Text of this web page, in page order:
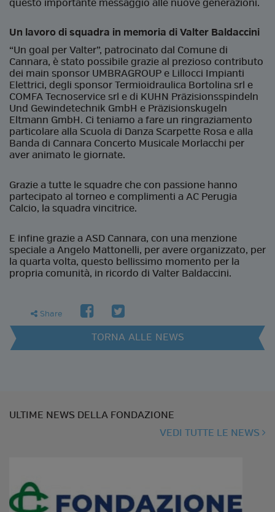
questo importante messaggio alle nuove generazioni.
Un lavoro di squadra in memoria di Valter Baldaccini
“Un goal per Valter”, patrocinato dal Comune di
Cannara, è stato possibile grazie al prezioso contributo
dei main sponsor UMBRAGROUP e Lillocci Impianti
Elettrici, degli sponsor Termioidraulica Bortolina srl e
COMFA Tecnoservice srl e di KUHN Präzisionsspindeln
Und Gewindetechnik GmbH e Präzisionskugeln
Eltmann GmbH. Ci teniamo a fare un ringraziamento
particolare alla Scuola di Danza Scarpette Rosa e alla
Banda di Cannara Concerto Musicale Morlacchi per
aver animato le giornate.
Grazie a tutte le squadre che con passione hanno
partecipato al torneo e complimenti a AC Perugia
Calcio, la squadra vincitrice.
E infine grazie a ASD Cannara, con una menzione
speciale a Angelo Mattonelli, per avere organizzato, per
la quarta volta, questo bellissimo momento per la
propria comunità, in ricordo di Valter Baldaccini.
Sharesharefacebook
twitter
TORNA ALLE NEWS
ULTIME NEWS DELLA FONDAZIONE
VEDI TUTTE LE NEWS